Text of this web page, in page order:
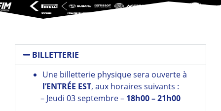
BILLETTERIE
Une billetterie physique sera ouverte à
l’ENTRÉE EST, aux horaires suivants :
– Jeudi 03 septembre – 18h00 – 21h00